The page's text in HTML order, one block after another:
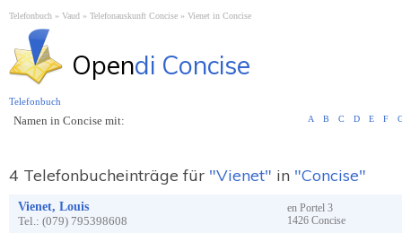
Telefonbuch Vaud Telefonauskunft Concise Vienet in Concise
Opendi Concise
Namen in Concise mit: A B C D E F
4 Telefonbucheinträge für "Vienet" in "Concise"
Vienet, Louis
Tel.: (079) 795398608
en Portel 3
1426 Concise
Telefonbuch